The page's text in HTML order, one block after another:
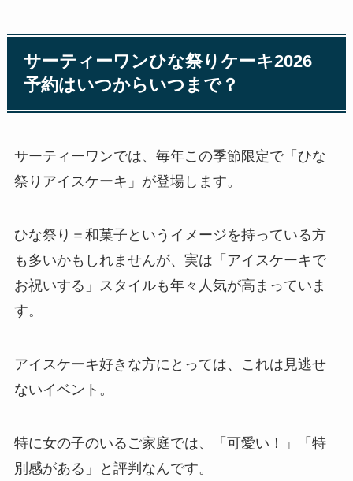
サーティーワンひな祭りケーキ2026
予約はいつからいつまで？
サーティーワンでは、毎年この季節限定で「ひな
祭りアイスケーキ」が登場します。
ひな祭り＝和菓子というイメージを持っている方
も多いかもしれませんが、実は「アイスケーキで
お祝いする」スタイルも年々人気が高まっていま
す。
アイスケーキ好きな方にとっては、これは見逃せ
ないイベント。
特に女の子のいるご家庭では、「可愛い！」「特
別感がある」と評判なんです。